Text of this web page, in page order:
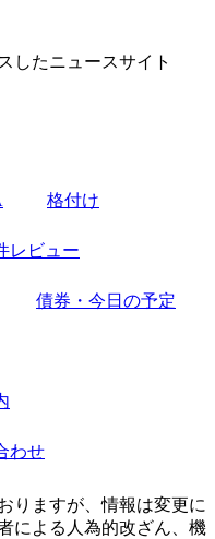
したニュースサイト
格付け
レビュー
債券・今日の予定
わせ
りますが、情報は変更に
による人為的改ざん、機